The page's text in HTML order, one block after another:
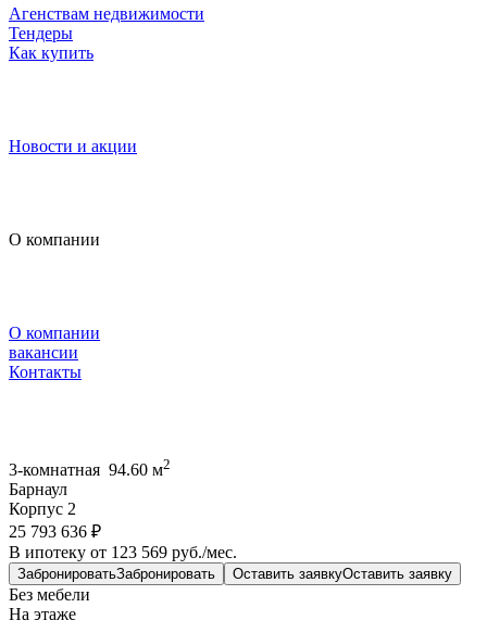
Агенствам недвижимости
Тендеры
Как купить
Новости и акции
О компании
О компании
вакансии
Контакты
3-комнатная 94.60 м2
Барнаул
Корпус 2
25 793 636 ₽
В ипотеку от 123 569 руб./мес.
ЗабронироватьЗабронировать Оставить заявкуОставить заявку
Без мебели
На этаже